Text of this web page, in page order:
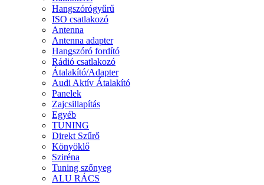
Hangszórógyűrű
ISO csatlakozó
Antenna
Antenna adapter
Hangszóró fordító
Rádió csatlakozó
Átalakító/Adapter
Audi Aktív Átalakító
Panelek
Zajcsillapítás
Egyéb
TUNING
Direkt Szűrő
Könyöklő
Sziréna
Tuning szőnyeg
ALU RÁCS